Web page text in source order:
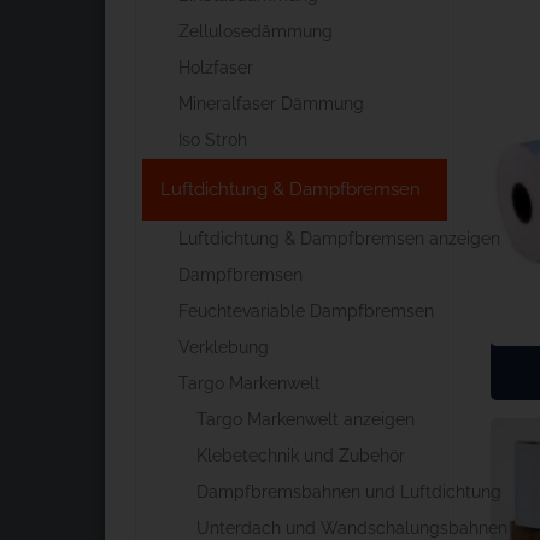
Zellulosedämmung
Holzfaser
Mineralfaser Dämmung
Iso Stroh
Luftdichtung & Dampfbremsen
Luftdichtung & Dampfbremsen anzeigen
Dampfbremsen
Feuchtevariable Dampfbremsen
Verklebung
Targo Markenwelt
Targo Markenwelt anzeigen
Klebetechnik und Zubehör
Dampfbremsbahnen und Luftdichtung
Unterdach und Wandschalungsbahnen